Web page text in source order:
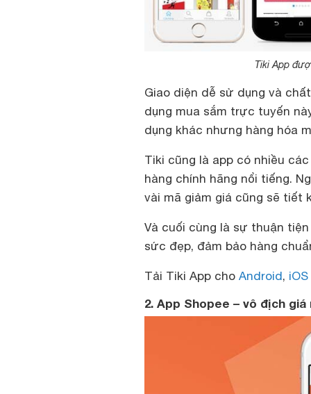
Tiki App
Giao diện dễ sử dụng và
dụng mua sắm trực tuyến
dụng khác nhưng hàng hóa
Tiki cũng là app có nhiều
hàng chính hãng nổi tiếng.
vài mã giảm giá cũng sẽ tiết
Và cuối cùng là sự thuận
sức đẹp, đảm bảo hàng
Tải Tiki App cho Android, iOS
2. App Shopee – vô địch giá